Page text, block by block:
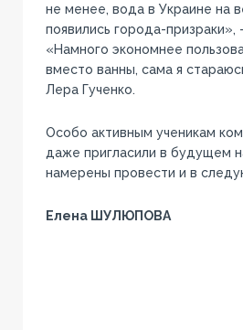
не менее, вода в Украине на
появились города-
«Намного экономнее
вместо ванны, сама я
Лера Гученко.
Особо активным ученикам
даже пригласили в будущем
намерены провести и в
Елена ШУЛЮПОВА